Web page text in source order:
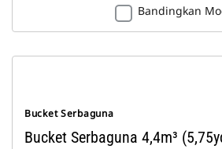
Bandingkan
Bucket Serbaguna
Bucket Serbaguna 4,4m³